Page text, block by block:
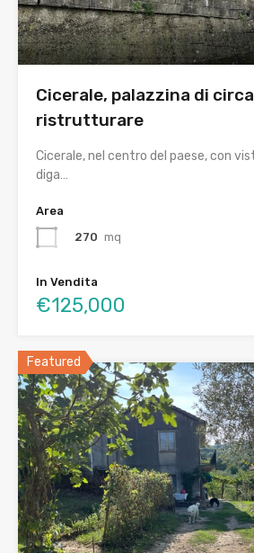
Cicerale, palazzina di
ristrutturare
Cicerale, nel centro del paese, con
diga…
Area
270 mq
In Vendita
€125,000
Featured